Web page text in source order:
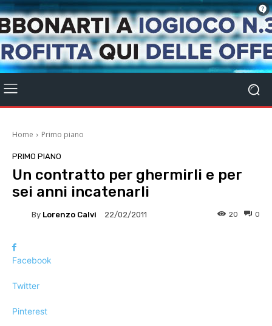
Home Primo piano
PRIMO PIANO
Un contratto per ghermirli e per
sei anni incatenarli
By Lorenzo Calvi 22/02/2011 0
20
Facebook
Twitter
Pinterest